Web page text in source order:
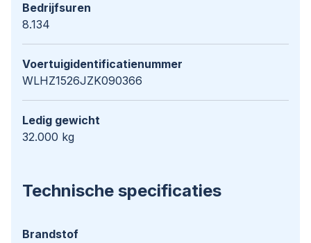
Bedrijfsuren
8.134
Voertuigidentificatienummer
WLHZ1526JZK090366
Ledig gewicht
32.000 kg
Technische specificaties
Brandstof